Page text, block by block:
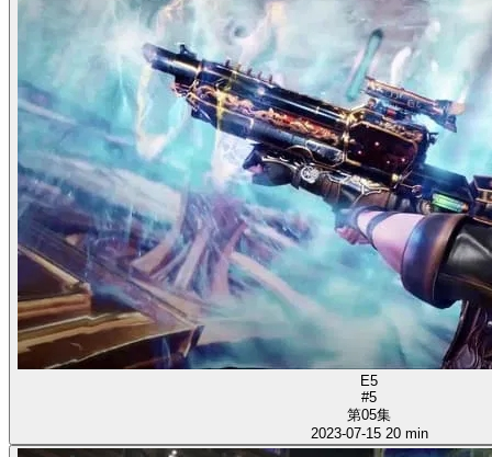
E5
#5
第05集
2023-07-15 20 min